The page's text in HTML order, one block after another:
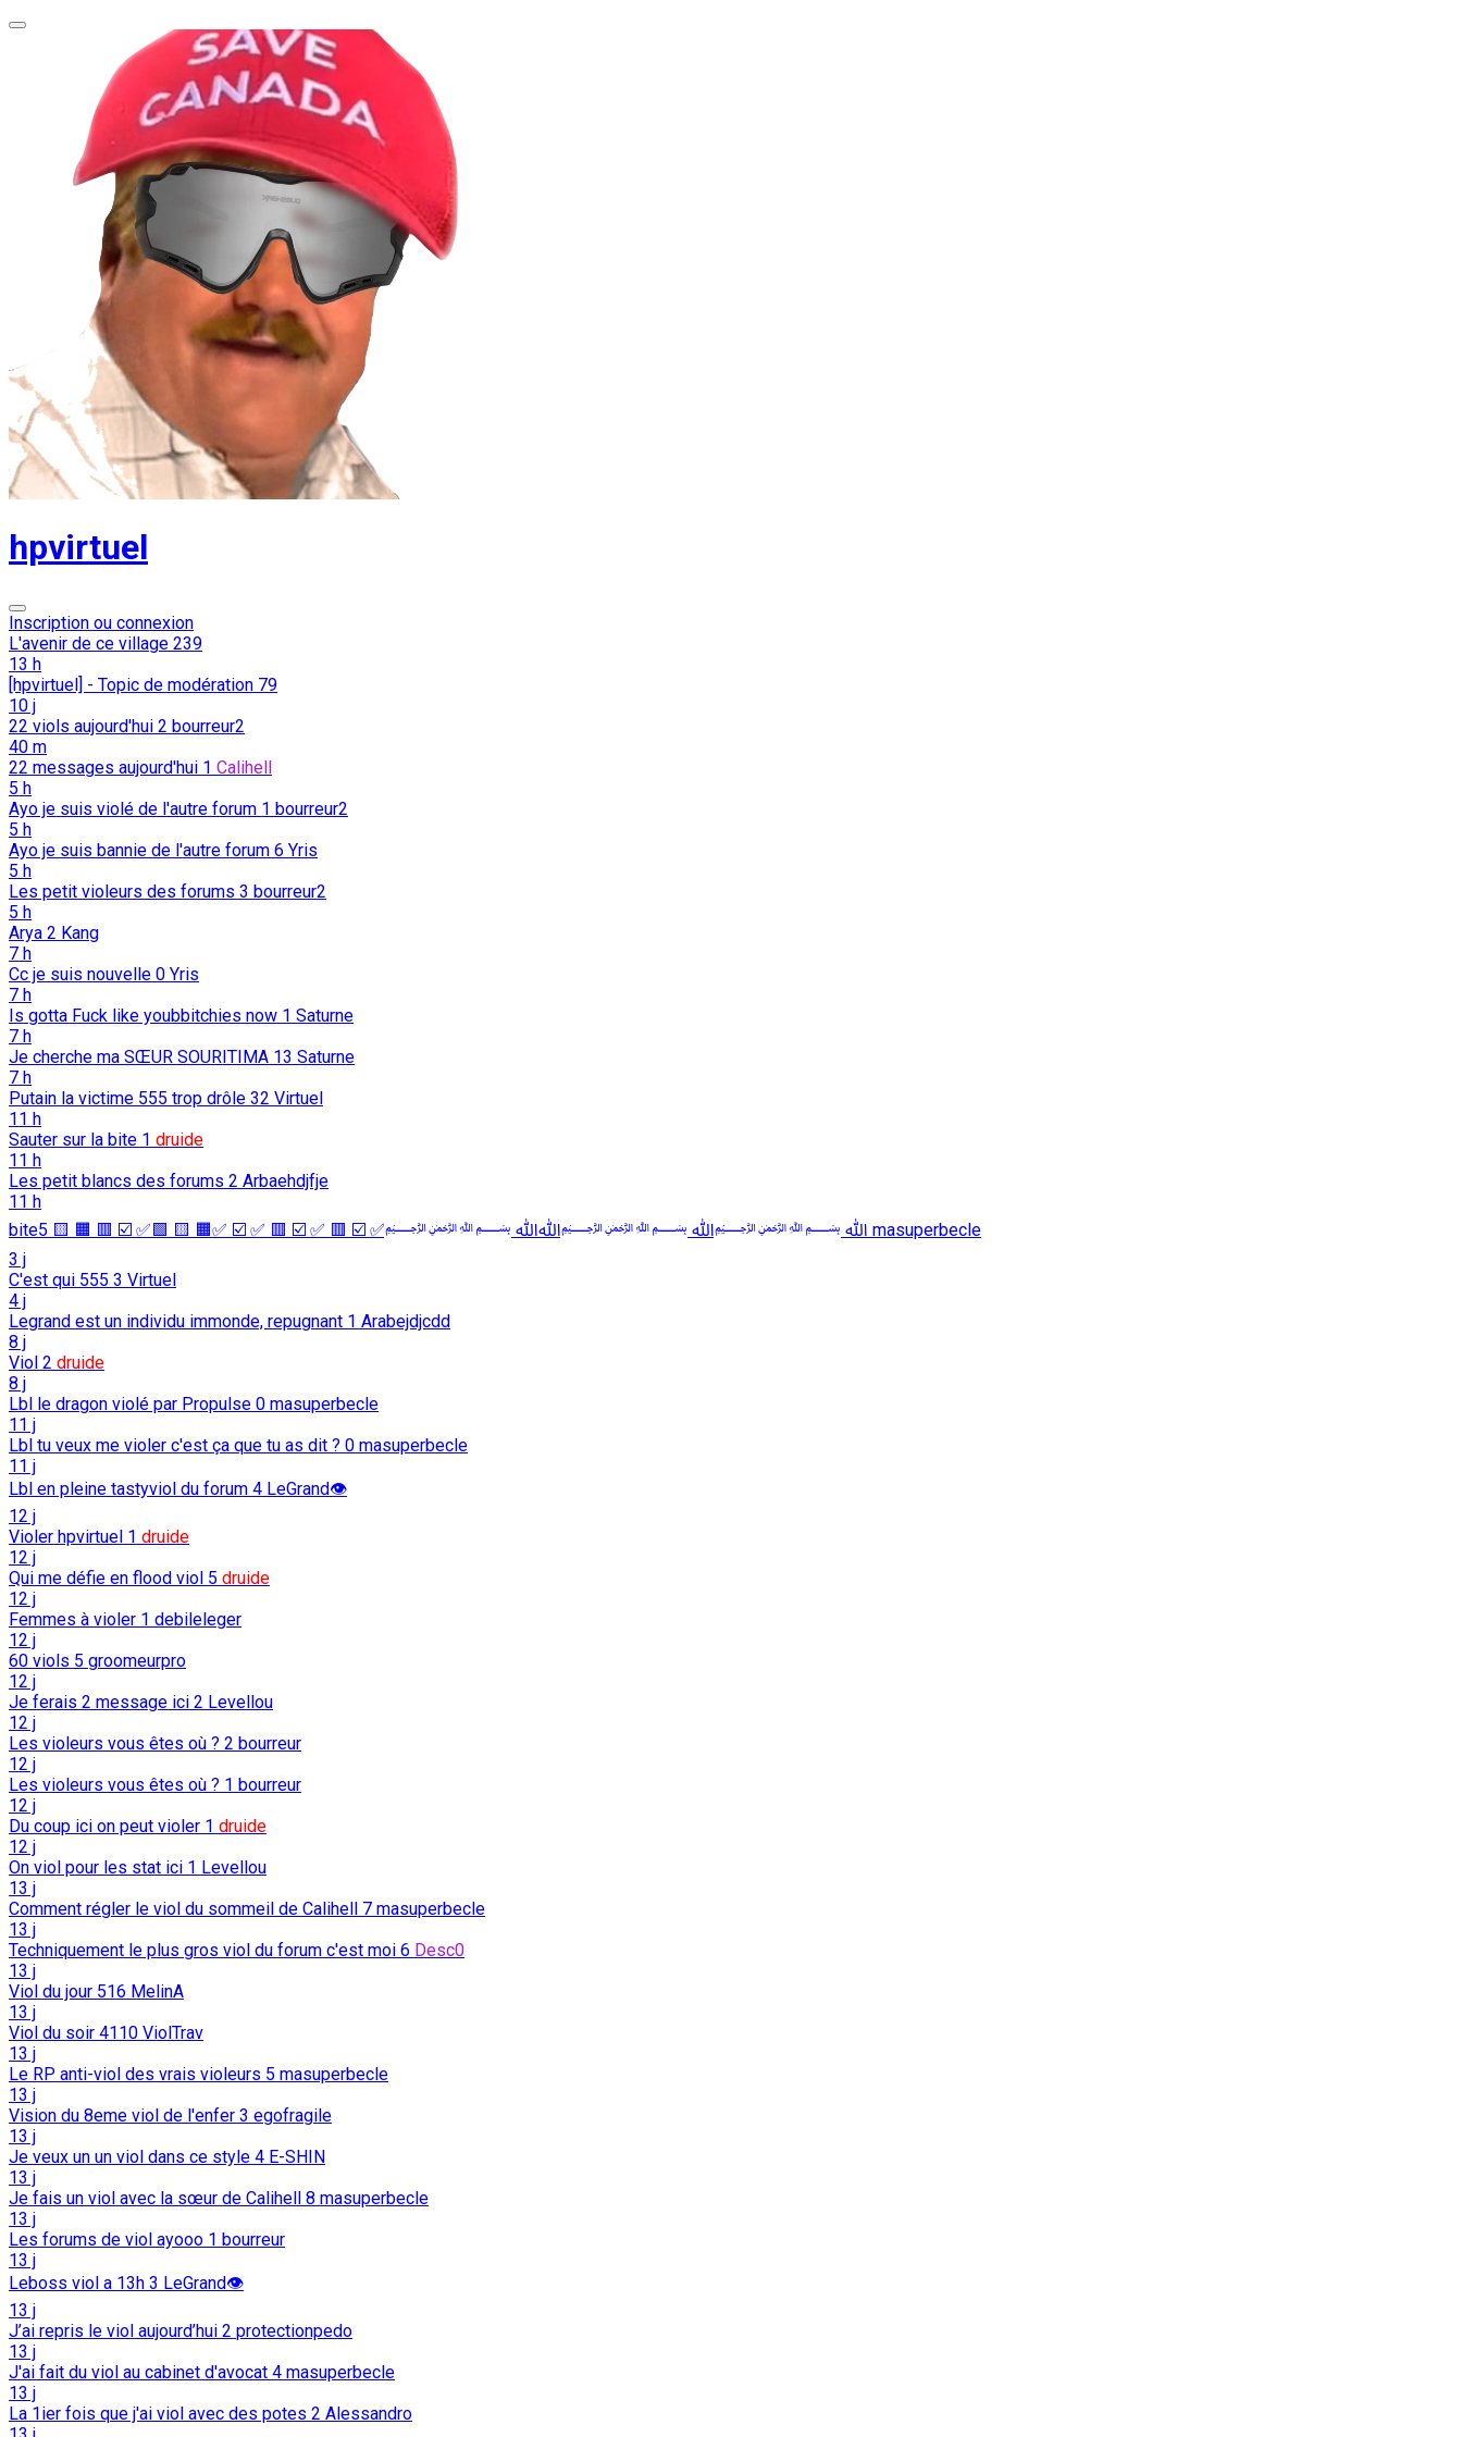
hpvirtuel
Inscription ou connexion
L'avenir de ce village 239
13 h
[hpvirtuel] - Topic de modération 79
10 j
22 viols aujourd'hui 2 bourreur2
40 m
22 messages aujourd'hui 1 Calihell
5 h
Ayo je suis violé de l'autre forum 1 bourreur2
5 h
Ayo je suis bannie de l'autre forum 6 Yris
5 h
Les petit violeurs des forums 3 bourreur2
5 h
Arya 2 Kang
7 h
Cc je suis nouvelle 0 Yris
7 h
Is gotta Fuck like youbbitchies now 1 Saturne
7 h
Je cherche ma SŒUR SOURITIMA 13 Saturne
7 h
Putain la victime 555 trop drôle 32 Virtuel
11 h
Sauter sur la bite 1 druide
11 h
Les petit blancs des forums 2 Arbaehdjfje
11 h
biteﷲ ﷽ﷲ ﷽ﷲﷲ ﷽✅ ☑️ 🟥 ✅ ☑️ 🟥 ✅ ☑️ ✅🟧 🟨 🟩✅ ☑️ 🟥 🟧 🟨 masuperbecle
3 j
C'est qui 555 3 Virtuel
4 j
Legrand est un individu immonde, repugnant 1 Arabejdjcdd
8 j
Viol 2 druide
8 j
Lbl le dragon violé par Propulse 0 masuperbecle
11 j
Lbl tu veux me violer c'est ça que tu as dit ? 0 masuperbecle
11 j
Lbl en pleine tastyviol du forum 4 LeGrand👁️
12 j
Violer hpvirtuel 1 druide
12 j
Qui me défie en flood viol 5 druide
12 j
Femmes à violer 1 debileleger
12 j
60 viols 5 groomeurpro
12 j
Je ferais 2 message ici 2 Levellou
12 j
Les violeurs vous êtes où ? 2 bourreur
12 j
Les violeurs vous êtes où ? 1 bourreur
12 j
Du coup ici on peut violer 1 druide
12 j
On viol pour les stat ici 1 Levellou
13 j
Comment régler le viol du sommeil de Calihell 7 masuperbecle
13 j
Techniquement le plus gros viol du forum c'est moi 6 Desc0
13 j
Viol du jour 516 MelinA
13 j
Viol du soir 4110 ViolTrav
13 j
Le RP anti-viol des vrais violeurs 5 masuperbecle
13 j
Vision du 8eme viol de l'enfer 3 egofragile
13 j
Je veux un un viol dans ce style 4 E-SHIN
13 j
Je fais un viol avec la sœur de Calihell 8 masuperbecle
13 j
Les forums de viol ayooo 1 bourreur
13 j
Leboss viol a 13h 3 LeGrand👁️
13 j
J’ai repris le viol aujourd’hui 2 protectionpedo
13 j
J'ai fait du viol au cabinet d'avocat 4 masuperbecle
13 j
La 1ier fois que j'ai viol avec des potes 2 Alessandro